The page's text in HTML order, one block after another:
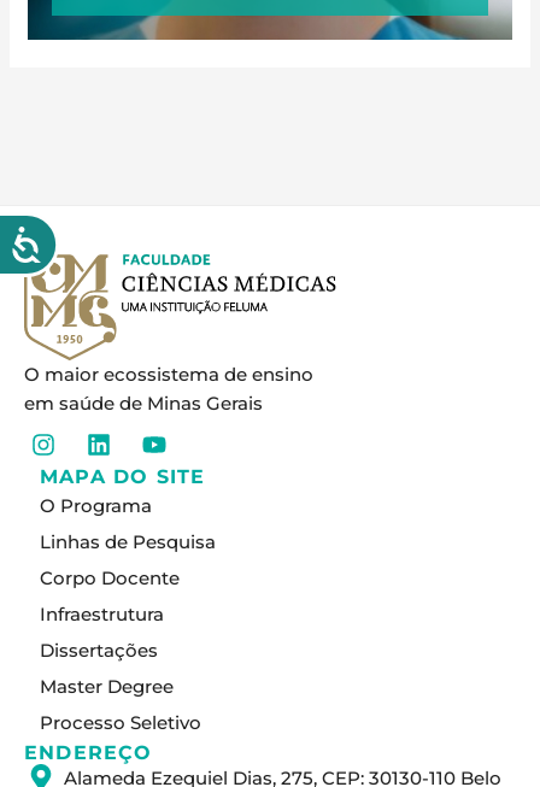
O maior ecossistema de ensino
em saúde de Minas Gerais
I
n
s
t
a
g
r
a
m
L
i
n
k
e
d
i
n
Y
o
u
u
b
e
MAPA DO SITE
O Programa
Linhas de Pesquisa
Corpo Docente
Infraestrutura
Dissertações
Master Degree
Processo Seletivo
ENDEREÇO
Alameda Ezequiel Dias, 275, CEP: 30130-110 Belo